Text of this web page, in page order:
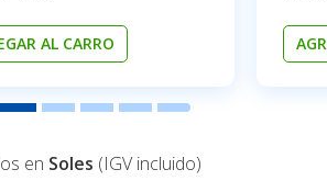
AL CARRO
en Soles (IGV incluido)